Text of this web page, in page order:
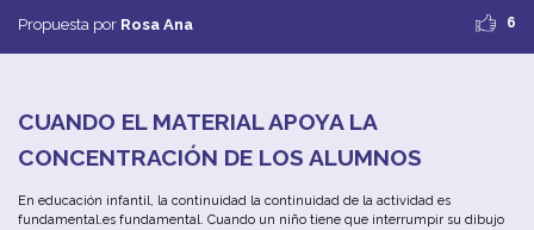
Propuesta por Rosa Ana 6
CUANDO EL MATERIAL APOYA LA
CONCENTRACIÓN DE LOS ALUMNOS
En educación infantil, la continuidad la continuidad de la actividad es
fundamental.es fundamental. Cuando un niño tiene que interrumpir su dibujo